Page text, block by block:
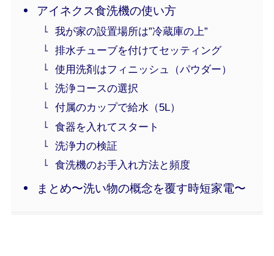
アイネクス食洗機の使い方
我が家の設置場所は”冷蔵庫の上”
排水チューブを付けてセッティング
使用洗剤はフィニッシュ（パウダー）
洗浄コースの選択
付属のカップで給水（5L）
食器を入れてスタート
洗浄力の検証
食洗機のお手入れ方法と頻度
まとめ〜洗い物の概念を覆す時短家電〜